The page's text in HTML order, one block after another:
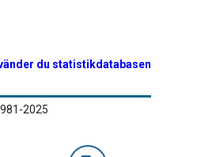
du statistikdatabasen
2025